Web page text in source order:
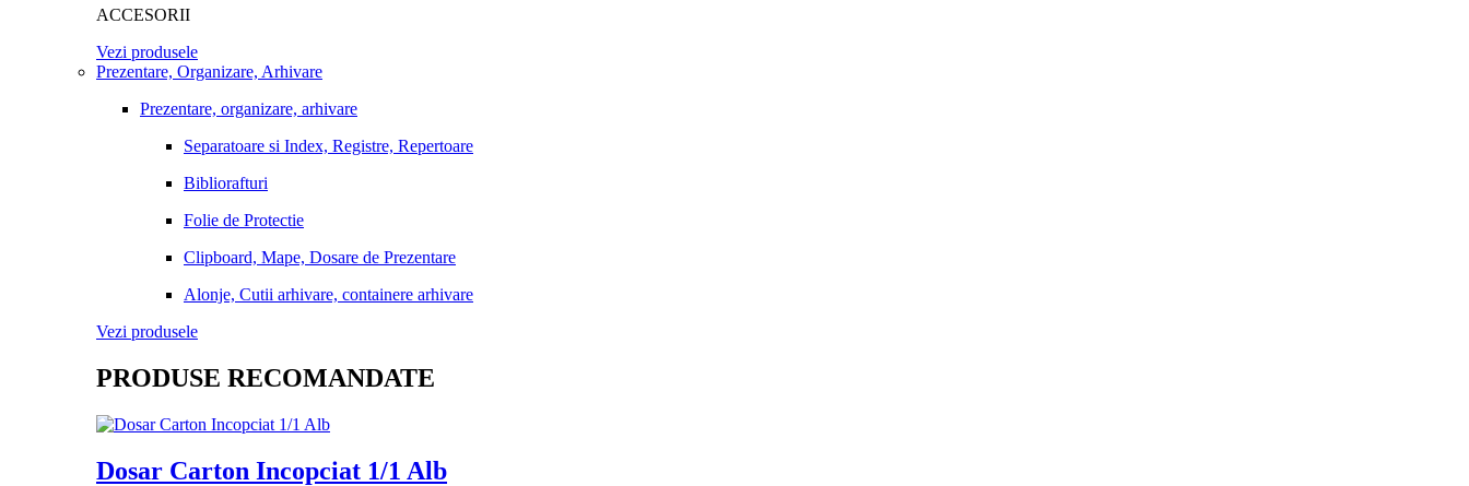
ACCESORII
Vezi produsele
Prezentare, Organizare, Arhivare
Prezentare, organizare, arhivare
Separatoare si Index, Registre, Repertoare
Bibliorafturi
Folie de Protectie
Clipboard, Mape, Dosare de Prezentare
Alonje, Cutii arhivare, containere arhivare
Vezi produsele
PRODUSE RECOMANDATE
Dosar Carton Incopciat 1/1 Alb